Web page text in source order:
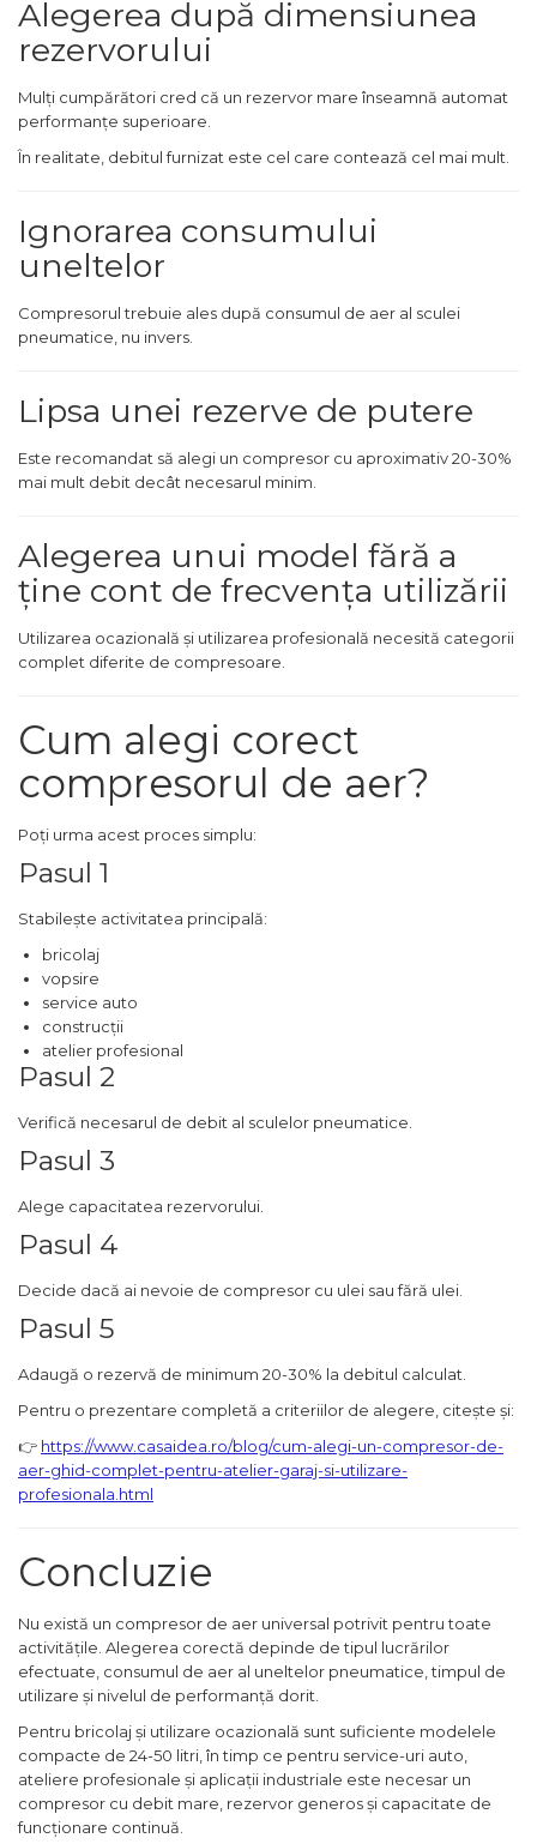
Circular
Accesorii & Echipamente
Spalatorie Auto
Masina de taiat beton
lemn
Aeroterme si Ventilatoare
Compresoare Auto
Discuri Fierastrau Circular
polistiren
Scule Pneumatice
Set Pneumatic & Truse
Unelte Pneumatice
Scule Pneumatice cu Clichet
Aparat/pistol sablare
Ciocan Pneumatic
Pistol de Umflat Cauciucuri
cu Manometru
Bormasina Pneumatica
Pistol Pneumatic Pentru
Popnituri
Pistol de Antifonat
Pistol Pneumatic Pentru
Silicon
pistol pneumatic de insurubat
Accesorii Scule Pneumatice
Capsator pneumatic pentru
Polizoare Pneumatice
Unelte de Gradinarit
Pompa Apa Gradina
Motocoasa si coasa
electrica
Gradina
Foarfece Gradina
Lopeti Gradina
Aspiratoare & Suflante
Frunze
Motocultoare
Alegerea după dimensiunea
rezervorului
Mulți cumpărători cred că un rezervor mare înseamnă automat
performanțe superioare.
În realitate, debitul furnizat este cel care contează cel mai mult.
Ignorarea consumului
uneltelor
Compresorul trebuie ales după consumul de aer al sculei
pneumatice, nu invers.
Lipsa unei rezerve de putere
Este recomandat să alegi un compresor cu aproximativ 20-30%
mai mult debit decât necesarul minim.
Alegerea unui model fără a
ține cont de frecvența utilizării
Utilizarea ocazională și utilizarea profesională necesită categorii
complet diferite de compresoare.
Cum alegi corect
compresorul de aer?
Poți urma acest proces simplu:
Pasul 1
Stabilește activitatea principală:
bricolaj
vopsire
service auto
construcții
atelier profesional
Pasul 2
Verifică necesarul de debit al sculelor pneumatice.
Pasul 3
Alege capacitatea rezervorului.
Pasul 4
Decide dacă ai nevoie de compresor cu ulei sau fără ulei.
Pasul 5
Adaugă o rezervă de minimum 20-30% la debitul calculat.
Pentru o prezentare completă a criteriilor de alegere, citește și:
👉 https://www.casaidea.ro/blog/cum-alegi-un-compresor-de-
aer-ghid-complet-pentru-atelier-garaj-si-utilizare-
profesionala.html
Concluzie
Nu există un compresor de aer universal potrivit pentru toate
activitățile. Alegerea corectă depinde de tipul lucrărilor
efectuate, consumul de aer al uneltelor pneumatice, timpul de
utilizare și nivelul de performanță dorit.
Pentru bricolaj și utilizare ocazională sunt suficiente modelele
compacte de 24-50 litri, în timp ce pentru service-uri auto,
ateliere profesionale și aplicații industriale este necesar un
compresor cu debit mare, rezervor generos și capacitate de
funcționare continuă.